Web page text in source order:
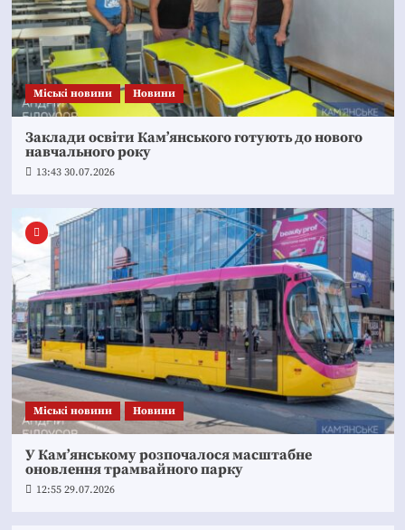
Mіські новини Новини
Заклади освіти Кам’янського готують до нового
навчального року
13:43 30.07.2026
Mіські новини Новини
У Кам’янському розпочалося масштабне
оновлення трамвайного парку
12:55 29.07.2026